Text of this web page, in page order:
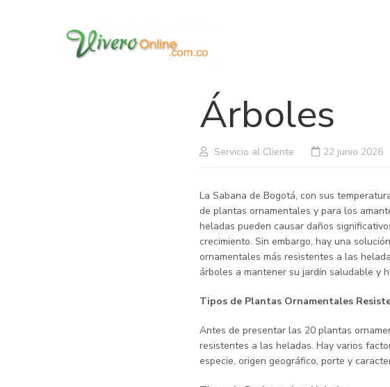
Árboles
Servicio al Cliente 22 junio 2026
La Sabana de Bogotá, con sus
de plantas ornamentales y para los
heladas pueden causar daños
crecimiento. Sin embargo, hay una
ornamentales más resistentes a las
árboles a mantener su jardín saludable y
Tipos de Plantas Ornamentales
Antes de presentar las 20 plantas
resistentes a las heladas. Hay varios
especie, origen geográfico, porte y